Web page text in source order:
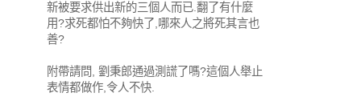
新被要求供出新的三個人而已.翻了有什麼
用?求死都怕不夠快了,哪來人之將死其言也
善?
附帶請問, 劉秉郎通過測謊了嗎?這個人舉止
表情都做作,令人不快.